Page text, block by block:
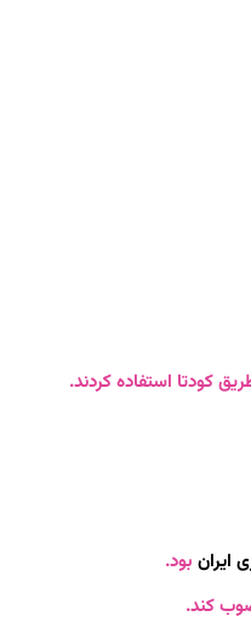
کودتا استفاده کردند.
ایران بود.
کند.